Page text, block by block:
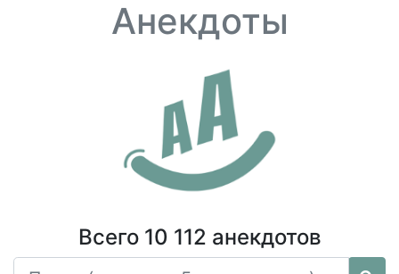
Анекдоты
Всего 10 112 анекдотов